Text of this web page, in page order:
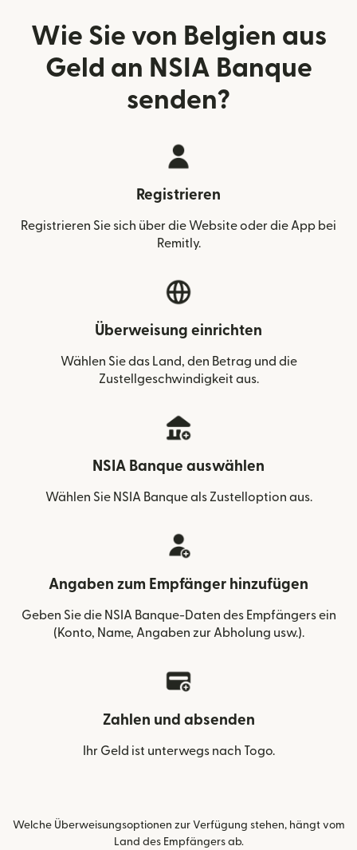
Wie Sie von Belgien aus
Geld an NSIA Banque
senden?
Registrieren
Registrieren Sie sich über die Website oder die App bei
Remitly.
Überweisung einrichten
Wählen Sie das Land, den Betrag und die
Zustellgeschwindigkeit aus.
NSIA Banque auswählen
Wählen Sie NSIA Banque als Zustelloption aus.
Angaben zum Empfänger hinzufügen
Geben Sie die NSIA Banque-Daten des Empfängers ein
(Konto, Name, Angaben zur Abholung usw.).
Zahlen und absenden
Ihr Geld ist unterwegs nach Togo.
Welche Überweisungsoptionen zur Verfügung stehen, hängt vom
Land des Empfängers ab.